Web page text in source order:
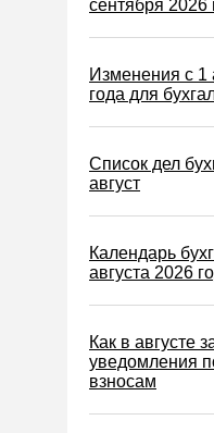
Водный
Налог на
Акцизы
Возврат и
Налоговые
Статистика
сентября 2026
Изменения с 1
года для
Список дел
август
Календарь
августа 2026
Как в августе
уведомления
взносам